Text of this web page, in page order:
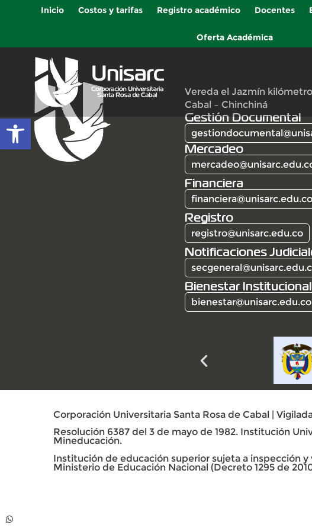
Abrir barra de herramientas
Inicio Costos y tarifas Registro académico Docentes
Oferta Académica
Vereda el Jazmín
Cabal – Chinchiná
Gestión Documental
Mercadeo
Financiera
financiera@unisarc.edu.co
Registro
registro@unisarc.edu.co
Notificaciones
Bienestar Institucional
bienestar@unisarc.edu.co
Corporación Universitaria Santa Rosa de Cabal |
Resolución 6387 del 3 de mayo de 1982. Institución
Mineducación.
Institución de educación superior sujeta a inspección y
Ministerio de Educación Nacional (Decreto 1295 de